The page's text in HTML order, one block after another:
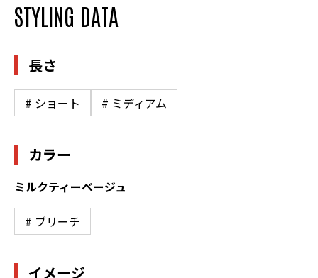
STYLING DATA
長さ
# ショート # ミディアム
カラー
ミルクティーベージュ
# ブリーチ
イメージ